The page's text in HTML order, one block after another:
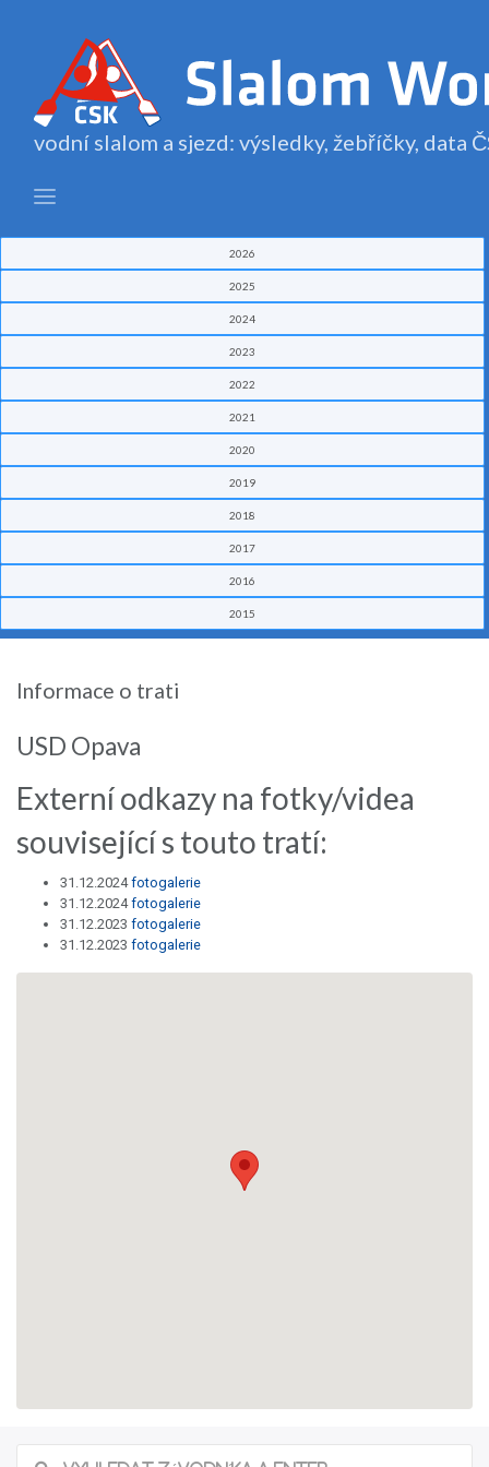
vodní slalom a sjezd: výsledky, žebříčky, data
2026
2025
2024
2023
2022
2021
2020
2019
2018
2017
2016
2015
Informace o trati
USD Opava
Externí odkazy na fotky/videa
související s touto tratí:
31.12.2024fotogalerie
31.12.2024fotogalerie
31.12.2023 fotogalerie
31.12.2023 fotogalerie